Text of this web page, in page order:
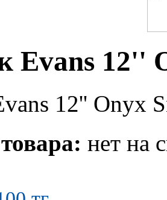
Evans 12''
12'' Onyx
нет на